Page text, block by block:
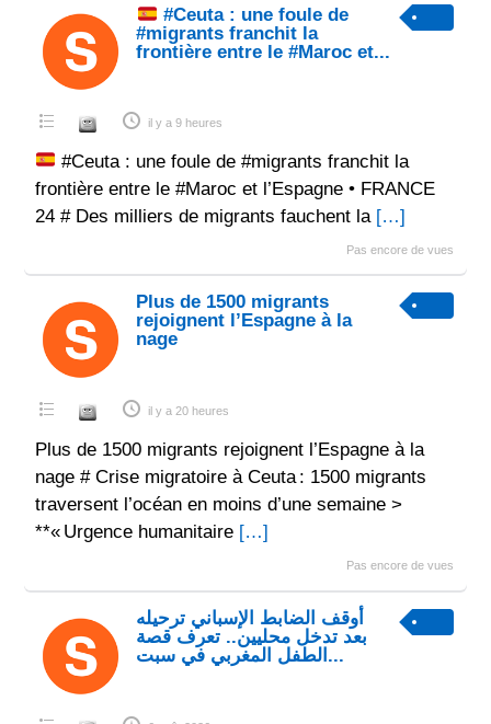
#Ceuta : une foule de
#migrants franchit la
frontière entre le #Maroc et...
il y a 9 heures
#Ceuta : une foule de #migrants franchit la
frontière entre le #Maroc et l’Espagne • FRANCE
24 # Des milliers de migrants fauchent la […]
Pas encore de vues
Plus de 1500 migrants
rejoignent l’Espagne à la
nage
il y a 20 heures
Plus de 1500 migrants rejoignent l’Espagne à la
nage # Crise migratoire à Ceuta : 1500 migrants
traversent l’océan en moins d’une semaine >
**« Urgence humanitaire […]
Pas encore de vues
أوقف الضابط الإسباني ترحيله
بعد تدخل محليين.. تعرف قصة
الطفل المغربي في سبت...